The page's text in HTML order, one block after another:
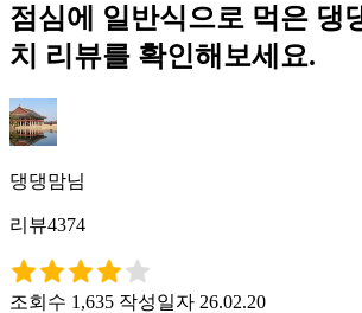
점심에 일반식으로 먹은 댕
치 리뷰를 확인해보세요.
댕댕맘님
리뷰4374
조회수 1,635 작성일자 26.02.20